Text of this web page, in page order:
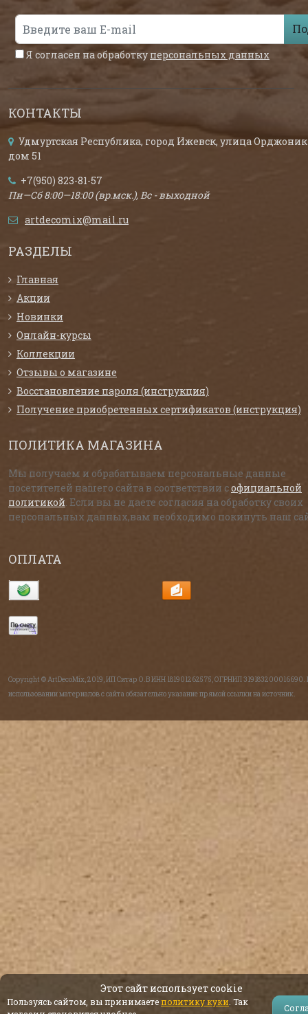
Я согласен на обработку персональных данных
КОНТАКТЫ
Удмуртская Республика, город Ижевск, улица
дом 51
+7(950) 823-81-57
Пн—Сб 8:00—18:00 (вр.мск.), Вс - выходной
artdecomix@mail.ru
РАЗДЕЛЫ
Главная
Акции
Новинки
Онлайн-курсы
Коллекции
Отзывы о магазине
Восстановление пароля (инструкция)
Получение приобретенных сертификатов (инструкция)
ПОЛИТИКА МАГАЗИНА
Мы получаем и обрабатываем персональные данные
посетителей нашего сайта в соответствии софициальной
политикой . Если вы не даете согласия на обработку своих
персональных данных,вам необходимо покинуть наш
ОПЛАТА
Copyright © ArtDecoMix, 2019, ИП Ситар О.В ИНН 181901262575, ОГРНИП 319183200016690.
использовании материалов с сайта обязательно указание прямой ссылки на источник.
Этот сайт использует cookie
Пользуясь сайтом, вы принимаетеполитику куки . Так